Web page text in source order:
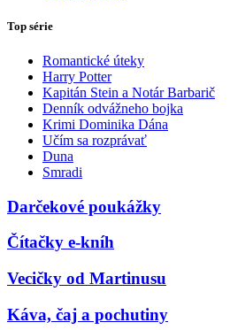
Top série
Romantické úteky
Harry Potter
Kapitán Stein a Notár Barbarič
Denník odvážneho bojka
Krimi Dominika Dána
Učím sa rozprávať
Duna
Smradi
Darčekové poukážky
Čítačky e-kníh
Vecičky od Martinusu
Káva, čaj a pochutiny